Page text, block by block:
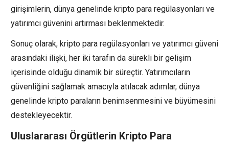
girişimlerin, dünya genelinde kripto para regülasyonları ve
yatırımcı güvenini artırması beklenmektedir.
Sonuç olarak, kripto para regülasyonları ve yatırımcı güveni
arasındaki ilişki, her iki tarafın da sürekli bir gelişim
içerisinde olduğu dinamik bir süreçtir. Yatırımcıların
güvenliğini sağlamak amacıyla atılacak adımlar, dünya
genelinde kripto paraların benimsenmesini ve büyümesini
destekleyecektir.
Uluslararası Örgütlerin Kripto Para